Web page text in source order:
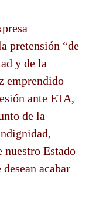
pretensión “de
y de la
emprendido
ante ETA,
de la
Estado
acabar